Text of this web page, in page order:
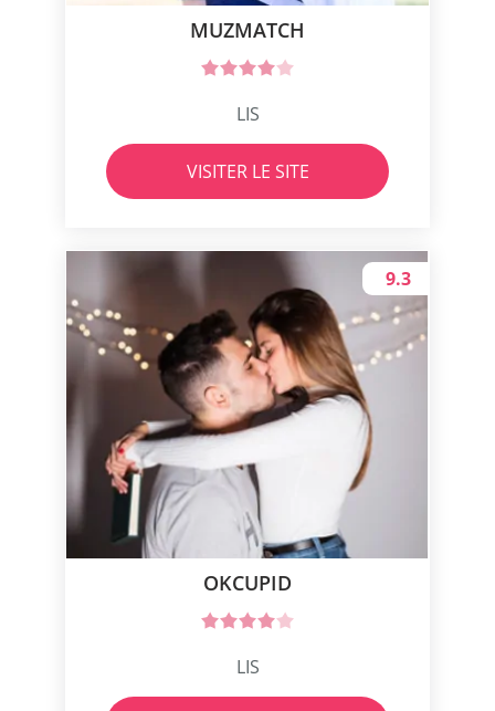
MUZMATCH
LIS
VISITER LE SITE
OKCUPID
9.3
LIS